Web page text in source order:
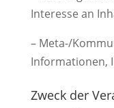
Interesse an
– Meta-/
Informationen,
Zweck der